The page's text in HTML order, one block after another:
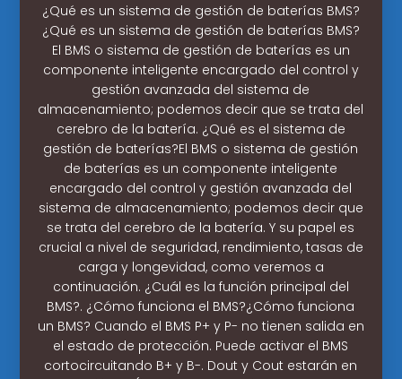
¿Qué es un sistema de gestión de baterías BMS?
¿Qué es un sistema de gestión de baterías BMS?
El BMS o sistema de gestión de baterías es un
componente inteligente encargado del control y
gestión avanzada del sistema de
almacenamiento; podemos decir que se trata del
cerebro de la batería. ¿Qué es el sistema de
gestión de baterías?El BMS o sistema de gestión
de baterías es un componente inteligente
encargado del control y gestión avanzada del
sistema de almacenamiento; podemos decir que
se trata del cerebro de la batería. Y su papel es
crucial a nivel de seguridad, rendimiento, tasas de
carga y longevidad, como veremos a
continuación. ¿Cuál es la función principal del
BMS?. ¿Cómo funciona el BMS?¿Cómo funciona
un BMS? Cuando el BMS P+ y P- no tienen salida en
el estado de protección. Puede activar el BMS
cortocircuitando B+ y B-. Dout y Cout estarán en